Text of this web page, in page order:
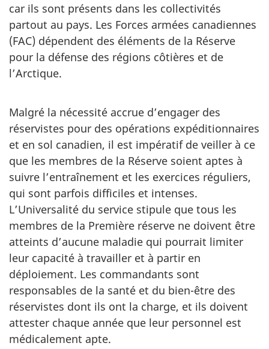
car ils sont présents dans les collectivités
partout au pays. Les Forces armées canadiennes
(FAC) dépendent des éléments de la Réserve
pour la défense des régions côtières et de
l’Arctique.
Malgré la nécessité accrue d’engager des
réservistes pour des opérations expéditionnaires
et en sol canadien, il est impératif de veiller à ce
que les membres de la Réserve soient aptes à
suivre l’entraînement et les exercices réguliers,
qui sont parfois difficiles et intenses.
L’Universalité du service stipule que tous les
membres de la Première réserve ne doivent être
atteints d’aucune maladie qui pourrait limiter
leur capacité à travailler et à partir en
déploiement. Les commandants sont
responsables de la santé et du bien-être des
réservistes dont ils ont la charge, et ils doivent
attester chaque année que leur personnel est
médicalement apte.